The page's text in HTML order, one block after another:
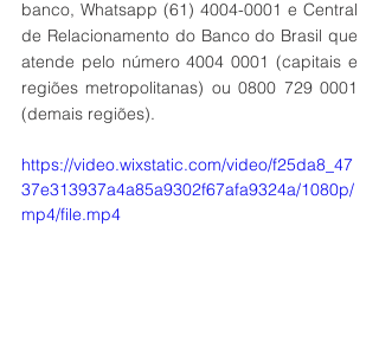
banco, Whatsapp (61) 4004-0001 e Central
de Relacionamento do Banco do Brasil que
atende pelo número 4004 0001 (capitais e
regiões metropolitanas) ou 0800 729 0001
(demais regiões).
https://video.wixstatic.com/video/f25da8_47
37e313937a4a85a9302f67afa9324a/1080p/
mp4/file.mp4